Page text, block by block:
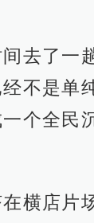
去了一
不是单
个全民
横店片